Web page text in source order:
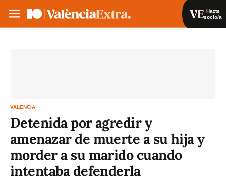
Hazte
socio/a
VALENCIA
Detenida por agredir y
amenazar de muerte a su hija y
morder a su marido cuando
intentaba defenderla